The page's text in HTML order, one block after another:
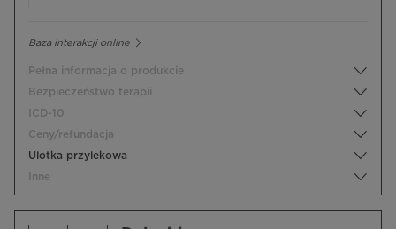
Baza interakcji online
Pełna informacja o produkcie
Bezpieczeństwo terapii
ICD-10
Ceny/refundacja
Ulotka przylekowa
Inne